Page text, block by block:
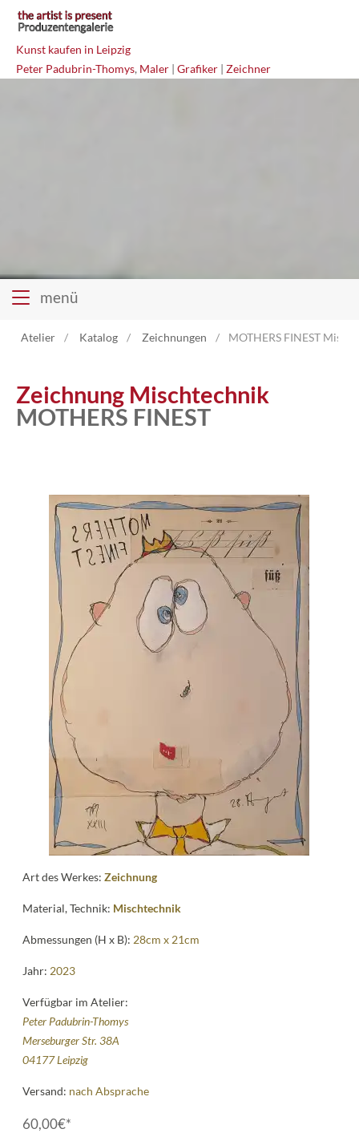
Kunst kaufen in Leipzig
Peter Padubrin-Thomys, Maler | Grafiker | Zeichner
menü
Atelier
Katalog
Vita
News
Kontakt
Atelier Katalog Zeichnungen MOTHERS FINEST
Zeichnung Mischtechnik
MOTHERS FINEST
Art des Werkes:Zeichnung
Material, Technik: Mischtechnik
Abmessungen (H x B): 28cm x 21cm
Jahr: 2023
Verfügbar im Atelier:
Peter Padubrin-Thomys
Merseburger Str. 38A
04177 Leipzig
Versand: nach Absprache
60,00€*